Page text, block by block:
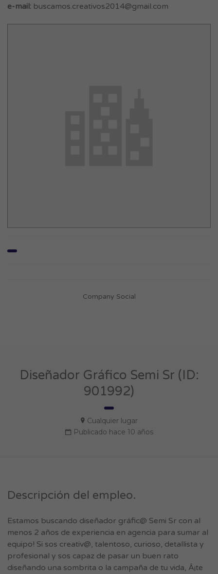
e-mail: buscamos.creativos2014@gmail.com
Company Social
Diseñador Gráfico Semi Sr (ID:
901992)
Cualquier lugar
Publicado hace 10 años
Descripción del empleo.
Estamos buscando diseñador gráfic@ Semi Sr con al
menos 2 años de experiencia en agencia para sumar al
equipo! Si sos creativ@, talentoso, curioso, detallista y
profesional y sos capaz de pasar un buen rato
diseñando una sombrita o la campaña de tu vida, Â¡te